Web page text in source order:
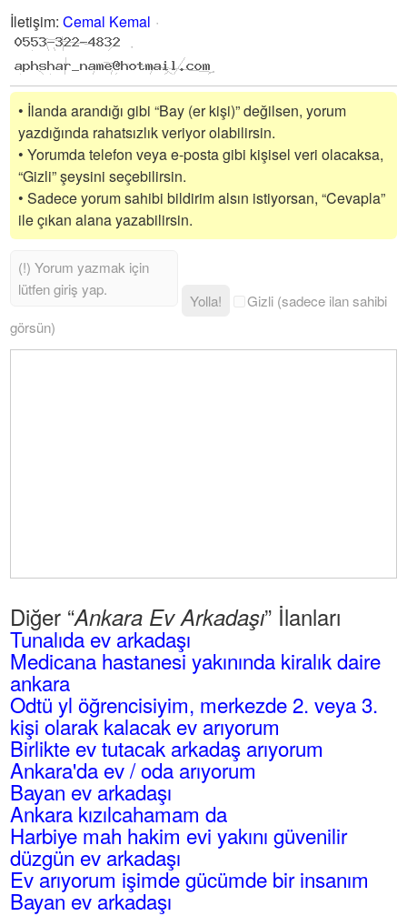
İletişim:Cemal Kemal
• İlanda arandığı gibi “Bay (er kişi)” değilsen, yorum
yazdığında rahatsızlık veriyor olabilirsin.
• Yorumda telefon veya e-posta gibi kişisel veri olacaksa,
“Gizli” şeysini seçebilirsin.
• Sadece yorum sahibi bildirim alsın istiyorsan, “Cevapla”
ile çıkan alana yazabilirsin.
Yolla!
Gizli (sadece ilan sahibi
görsün)
Diğer “Ankara Ev Arkadaşı” İlanları
Tunalıda ev arkadaşı
Medicana hastanesi yakınında kiralık daire
ankara
Odtü yl öğrencisiyim, merkezde 2. veya 3.
kişi olarak kalacak ev arıyorum
Birlikte ev tutacak arkadaş arıyorum
Ankara'da ev / oda arıyorum
Bayan ev arkadaşı
Ankara kızılcahamam da
Harbiye mah hakim evi yakını güvenilir
düzgün ev arkadaşı
Ev arıyorum işimde gücümde bir insanım
Bayan ev arkadaşı